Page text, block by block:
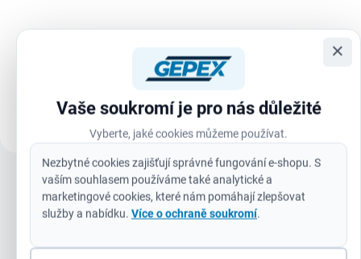
Vaše soukromí je pro nás důležité
Vyberte, jaké cookies můžeme používat.
Nezbytné cookies zajišťují správné fungování e-shopu. S
vaším souhlasem používáme také analytické a
marketingové cookies, které nám pomáhají zlepšovat
služby a nabídku. Více o ochraně soukromí.
×
kaučuku, odolným proti stárnutí a
změnám teploty. Páska se
pevností v...
Zobrazit všechny související produkty